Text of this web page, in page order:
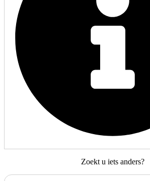
Zoekt u iets anders?